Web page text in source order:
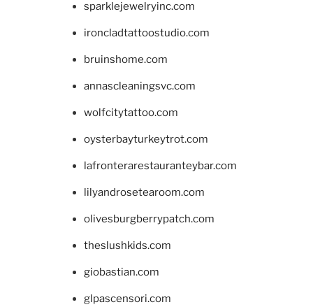
sparklejewelryinc.com
ironcladtattoostudio.com
bruinshome.com
annascleaningsvc.com
wolfcitytattoo.com
oysterbayturkeytrot.com
lafronterarestauranteybar.com
lilyandrosetearoom.com
olivesburgberrypatch.com
theslushkids.com
giobastian.com
glpascensori.com